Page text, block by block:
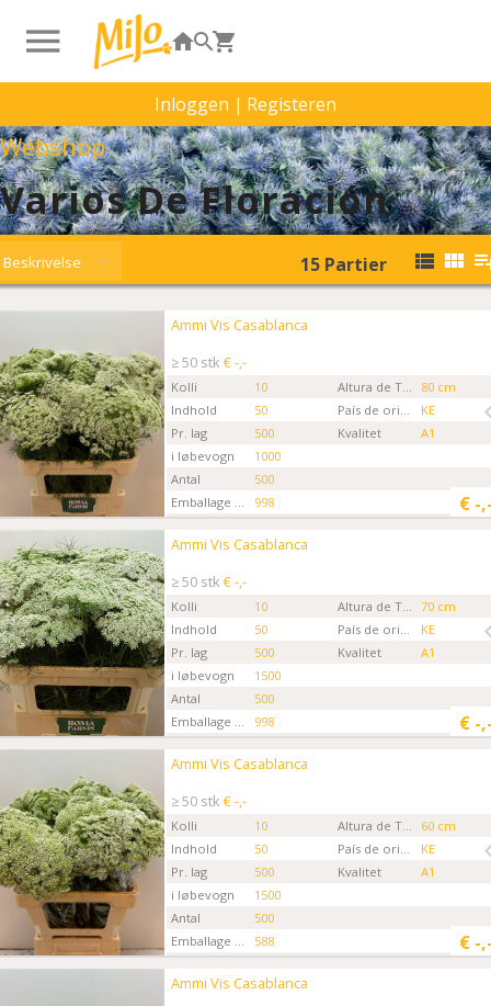
Inloggen | Registeren
Webshop
Varios De Floración
Beskrivelse 15 Partier
Ammi Vis Casablanca
≥ 50 stk € -,-
Kolli 10 Altura de Tallo
80 cm
Indhold
50
KE
Pr. lag
500 Kvalitet
A1
i løbevogn
1000
Antal
500
998
€ -
Ammi Vis Casablanca
Kies eerst een ordertype.
Ammi Vis Casablanca
≥ 50 stk € -,-
Kolli 10 Altura de Tallo
70 cm
Indhold
50
KE
Pr. lag
500 Kvalitet
A1
i løbevogn
1500
Antal
500
998
€ -
Ammi Vis Casablanca
Kies eerst een ordertype.
Ammi Vis Casablanca
≥ 50 stk € -,-
Kolli 10 Altura de Tallo
60 cm
Indhold
50
KE
Pr. lag
500 Kvalitet
A1
i løbevogn
1500
Antal
500
588
€ -
Ammi Vis Casablanca
Kies eerst een ordertype.
Ammi Vis Casablanca
Ammi Vis Casablanca